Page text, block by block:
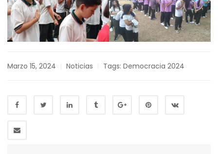
Marzo 15, 2024 Noticias Tags: Democracia 2024